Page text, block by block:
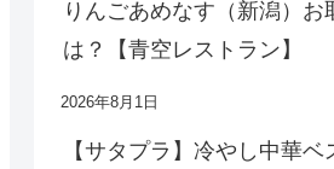
りんごあめなす（新潟）お
は？【青空レストラン】
2026年8月1日
【サタプラ】冷やし中華ベ